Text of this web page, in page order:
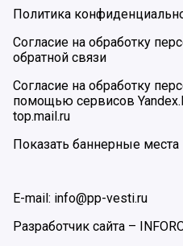
Политика
Согласие на обработку
обратной связи
Согласие на обработку
помощью сервисов
top.mail.ru
Показать баннерные места
E-mail: info@pp-vesti.ru
Разработчик сайта –